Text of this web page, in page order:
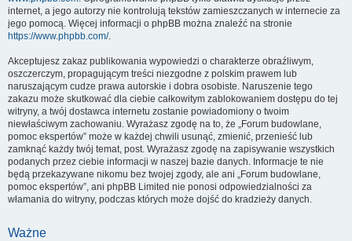
internet, a jego autorzy nie kontrolują tekstów zamieszczanych w internecie za
jego pomocą. Więcej informacji o phpBB można znaleźć na stronie
https://www.phpbb.com/.
Akceptujesz zakaz publikowania wypowiedzi o charakterze obraźliwym,
oszczerczym, propagującym treści niezgodne z polskim prawem lub
naruszającym cudze prawa autorskie i dobra osobiste. Naruszenie tego
zakazu może skutkować dla ciebie całkowitym zablokowaniem dostępu do tej
witryny, a twój dostawca internetu zostanie powiadomiony o twoim
niewłaściwym zachowaniu. Wyrażasz zgodę na to, że „Forum budowlane,
pomoc ekspertów” może w każdej chwili usunąć, zmienić, przenieść lub
zamknąć każdy twój temat, post. Wyrażasz zgodę na zapisywanie wszystkich
podanych przez ciebie informacji w naszej bazie danych. Informacje te nie
będą przekazywane nikomu bez twojej zgody, ale ani „Forum budowlane,
pomoc ekspertów”, ani phpBB Limited nie ponosi odpowiedzialności za
włamania do witryny, podczas których może dojść do kradzieży danych.
Ważne